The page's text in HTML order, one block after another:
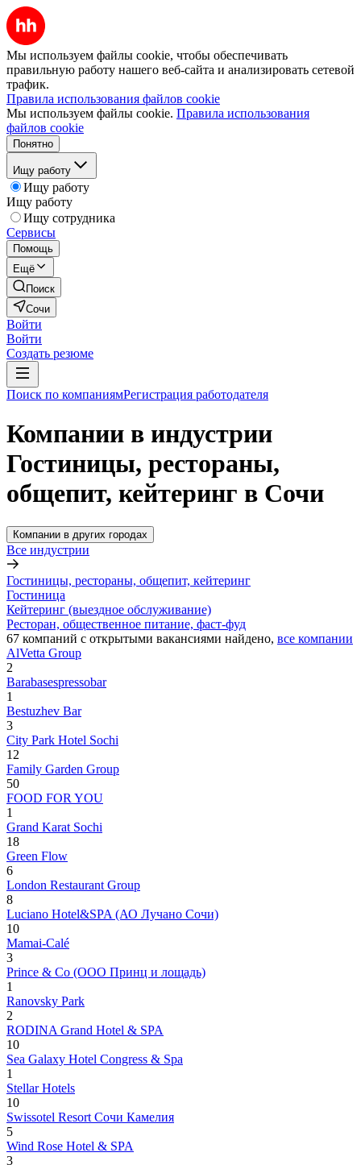
Мы используем файлы cookie, чтобы обеспечивать
правильную работу нашего веб-сайта и анализировать сетевой
трафик.
Правила использования файлов cookie
Мы используем файлы cookie. Правила использования
файлов cookie
Понятно
Ищу работу
Ищу работу
Ищу работу
Ищу сотрудника
Сервисы
Помощь
Ещё
Поиск
Сочи
Войти
Войти
Создать резюме
Поиск по компаниямРегистрация работодателя
Компании в индустрии
Гостиницы, рестораны,
общепит, кейтеринг в Сочи
Компании в других городах
Все индустрии
Гостиницы, рестораны, общепит, кейтеринг
Гостиница
Кейтеринг (выездное обслуживание)
Ресторан, общественное питание, фаст-фуд
67 компаний с открытыми вакансиями найдено, все компании
AlVetta Group
2
Barabasespressobar
1
Bestuzhev Bar
3
City Park Hotel Sochi
12
Family Garden Group
50
FOOD FOR YOU
1
Grand Karat Sochi
18
Green Flow
6
London Restaurant Group
8
Luciano Hotel&SPA (АО Лучано Сочи)
10
Mamai-Calé
3
Prince & Co (ООО Принц и лощадь)
1
Ranovsky Park
2
RODINA Grand Hotel & SPA
10
Sea Galaxy Hotel Congress & Spa
1
Stellar Hotels
10
Swissotel Resort Сочи Камелия
5
Wind Rose Hotel & SPA
3